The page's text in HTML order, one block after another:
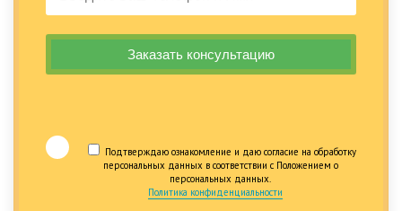
Подтверждаю ознакомление и даю согласие на обработку
персональных данных в соответствии с Положением о
персональных данных.
Политика конфиденциальности